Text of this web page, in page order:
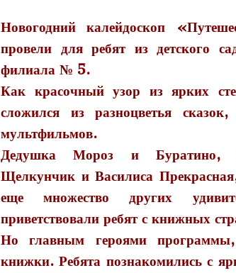
Новогодний калейдоскоп
провели для ребят из детского
филиала № 5.
Как красочный узор из ярких
сложился из разноцветья
мультфильмов.
Дедушка Мороз и Буратино,
Щелкунчик и Василиса
еще множество других
приветствовали ребят с книжных
Но главным героями
книжки. Ребята познакомились с